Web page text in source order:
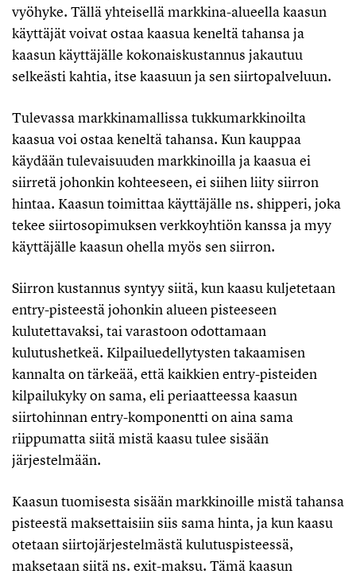
vyöhyke. Tällä yhteisellä markkina-alueella kaasun
käyttäjät voivat ostaa kaasua keneltä tahansa ja
kaasun käyttäjälle kokonaiskustannus jakautuu
selkeästi kahtia, itse kaasuun ja sen siirtopalveluun.
Tulevassa markkinamallissa tukkumarkkinoilta
kaasua voi ostaa keneltä tahansa. Kun kauppaa
käydään tulevaisuuden markkinoilla ja kaasua ei
siirretä johonkin kohteeseen, ei siihen liity siirron
hintaa. Kaasun toimittaa käyttäjälle ns. shipperi, joka
tekee siirtosopimuksen verkkoyhtiön kanssa ja myy
käyttäjälle kaasun ohella myös sen siirron.
Siirron kustannus syntyy siitä, kun kaasu kuljetetaan
entry-pisteestä johonkin alueen pisteeseen
kulutettavaksi, tai varastoon odottamaan
kulutushetkeä. Kilpailuedellytysten takaamisen
kannalta on tärkeää, että kaikkien entry-pisteiden
kilpailukyky on sama, eli periaatteessa kaasun
siirtohinnan entry-komponentti on aina sama
riippumatta siitä mistä kaasu tulee sisään
järjestelmään.
Kaasun tuomisesta sisään markkinoille mistä tahansa
pisteestä maksettaisiin siis sama hinta, ja kun kaasu
otetaan siirtojärjestelmästä kulutuspisteessä,
maksetaan siitä ns. exit-maksu. Tämä kaasun